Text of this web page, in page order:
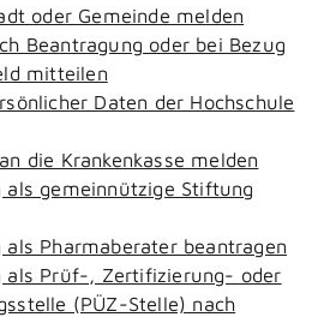
oder Gemeinde melden
Beantragung oder bei Bezug
mitteilen
Daten der Hochschule
die Krankenkasse melden
als gemeinnützige Stiftung
als Pharmaberater beantragen
als Prüf-, Zertifizierung- oder
(PÜZ-Stelle) nach